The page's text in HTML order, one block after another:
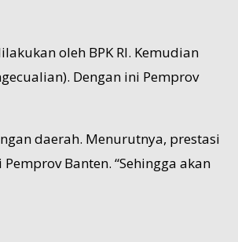
oleh BPK RI. Kemudian
Dengan ini Pemprov
daerah. Menurutnya, prestasi
Banten. “Sehingga akan